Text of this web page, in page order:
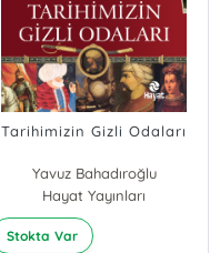
Tarihimizin Gizli Odaları
Yavuz Bahadıroğlu
Hayat Yayınları
Stokta Var